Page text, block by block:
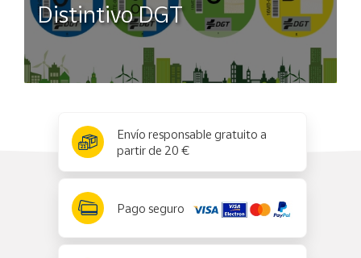
Distintivo DGT
Envío responsable gratuito a
partir de 20 €
Pago seguro